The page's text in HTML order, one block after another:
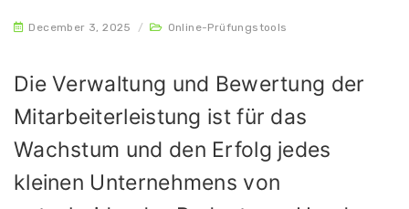
December 3, 2025 / Online-Prüfungstools
Die Verwaltung und Bewertung der
Mitarbeiterleistung ist für das
Wachstum und den Erfolg jedes
kleinen Unternehmens von